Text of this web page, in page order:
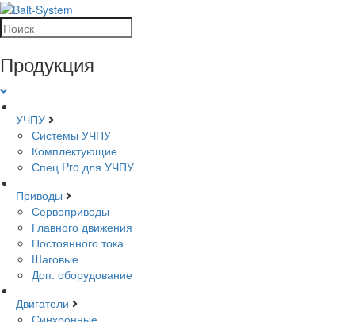
Продукция
УЧПУ
Системы УЧПУ
Комплектующие
Спец Pro для УЧПУ
Приводы
Сервоприводы
Главного движения
Постоянного тока
Шаговые
Доп. оборудование
Двигатели